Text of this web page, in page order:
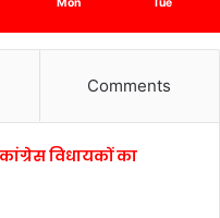
Mon Tue
Comments
विधायकों का